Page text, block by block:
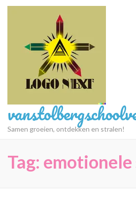
Ga
Samen groeien, ontdekken en stralen!
Tag: